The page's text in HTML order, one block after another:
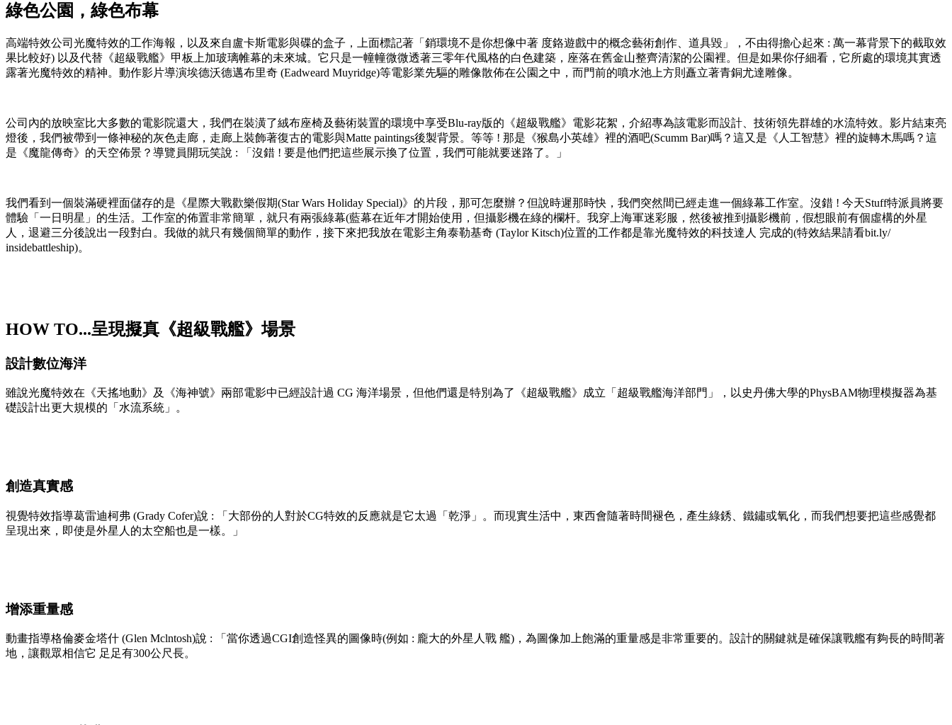
綠色公園，綠色布幕
高端特效公司光魔特效的工作海報，以及來自盧卡斯電影與碟的盒子，上面標記著「銷環境不是你想像中著 度鉻遊戲中的概念藝術創作、道具毀」，不由得擔心起來 : 萬一幕背景下的截取效
果比較好) 以及代替《超級戰艦》甲板上加玻璃帷幕的未來城。它只是一幢幢微微透著三零年代風格的白色建築，座落在舊金山整齊清潔的公園裡。但是如果你仔細看，它所處的環境其實透
露著光魔特效的精神。動作影片導演埃德沃德邁布里奇 (Eadweard Muyridge)等電影業先驅的雕像散佈在公園之中，而門前的噴水池上方則矗立著青銅尤達雕像。
公司內的放映室比大多數的電影院還大，我們在裝潢了絨布座椅及藝術裝置的環境中享受Blu-ray版的《超級戰艦》電影花絮，介紹專為該電影而設計、技術領先群雄的水流特效。影片結束亮
燈後，我們被帶到一條神秘的灰色走廊，走廊上裝飾著復古的電影與Matte paintings後製背景。等等 ! 那是《猴島小英雄》裡的酒吧(Scumm Bar)嗎？這又是《人工智慧》裡的旋轉木馬嗎？這
是《魔龍傳奇》的天空佈景？導覽員開玩笑說 : 「沒錯 ! 要是他們把這些展示換了位置，我們可能就要迷路了。」
我們看到一個裝滿硬裡面儲存的是《星際大戰歡樂假期(Star Wars Holiday Special)》的片段，那可怎麼辦？但說時遲那時快，我們突然間已經走進一個綠幕工作室。沒錯 ! 今天Stuff特派員將要
體驗「一日明星」的生活。工作室的佈置非常簡單，就只有兩張綠幕(藍幕在近年才開始使用，但攝影機在綠的欄杆。我穿上海軍迷彩服，然後被推到攝影機前，假想眼前有個虛構的外星
人，退避三分後說出一段對白。我做的就只有幾個簡單的動作，接下來把我放在電影主角泰勒基奇 (Taylor Kitsch)位置的工作都是靠光魔特效的科技達人 完成的(特效結果請看bit.ly/
insidebattleship)。
HOW TO...呈現擬真《超級戰艦》場景
設計數位海洋
雖說光魔特效在《天搖地動》及《海神號》兩部電影中已經設計過 CG 海洋場景，但他們還是特別為了《超級戰艦》成立「超級戰艦海洋部門」，以史丹佛大學的PhysBAM物理模擬器為基
礎設計出更大規模的「水流系統」。
創造真實感
視覺特效指導葛雷迪柯弗 (Grady Cofer)說 : 「大部份的人對於CG特效的反應就是它太過「乾淨」。而現實生活中，東西會隨著時間褪色，產生綠銹、鐵鏽或氧化，而我們想要把這些感覺都
呈現出來，即使是外星人的太空船也是一樣。」
增添重量感
動畫指導格倫麥金塔什 (Glen Mclntosh)說 : 「當你透過CGI創造怪異的圖像時(例如 : 龐大的外星人戰 艦)，為圖像加上飽滿的重量感是非常重要的。設計的關鍵就是確保讓戰艦有夠長的時間著
地，讓觀眾相信它 足足有300公尺長。